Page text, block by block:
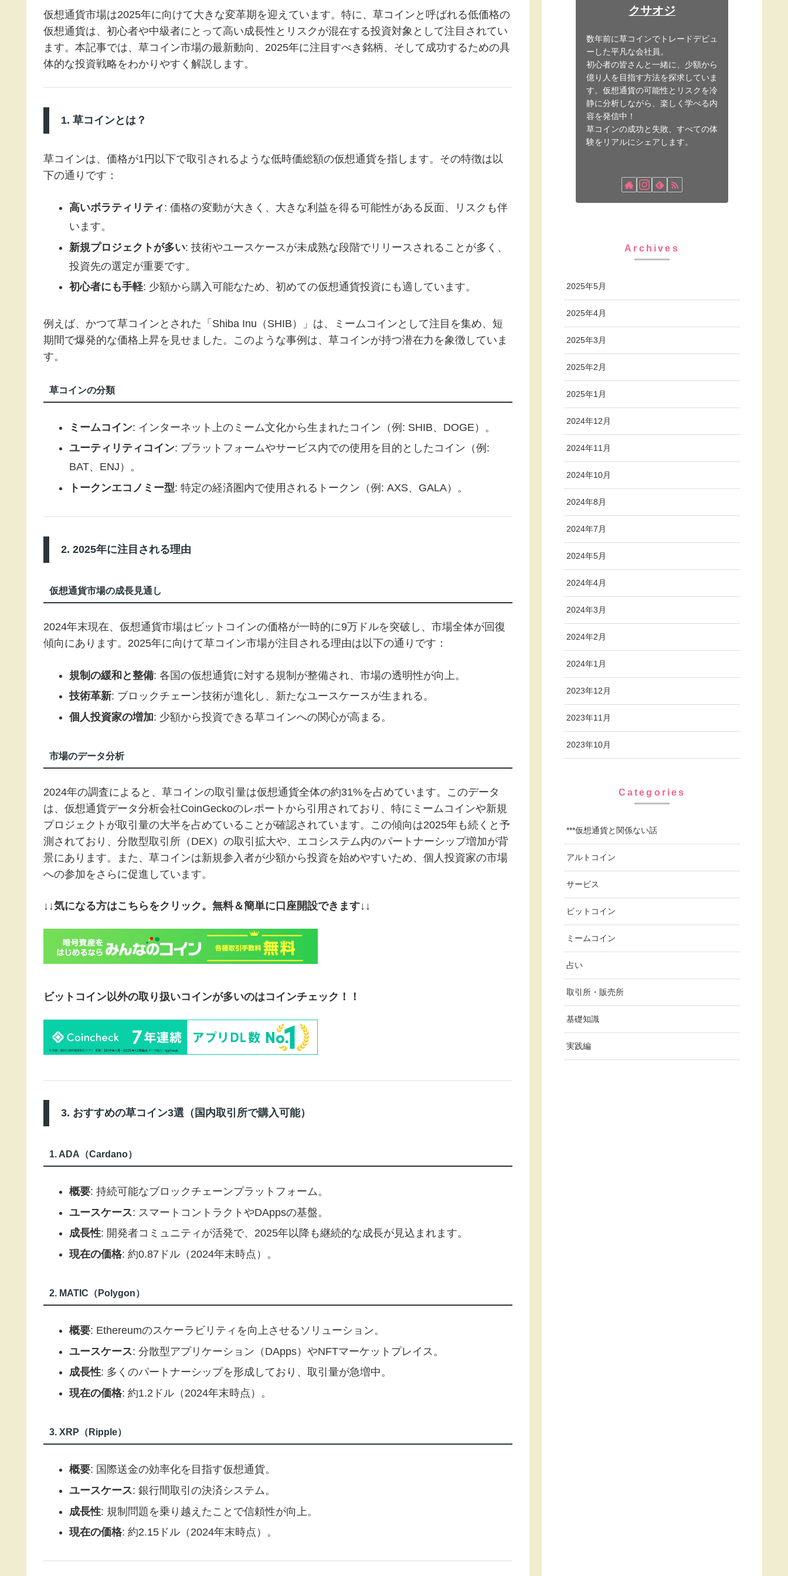
仮想通貨市場は2025年に向けて大きな変革期を迎えています。特に、草コインと呼ばれる低価格の
仮想通貨は、初心者や中級者にとって高い成長性とリスクが混在する投資対象として注目されてい
ます。本記事では、草コイン市場の最新動向、2025年に注目すべき銘柄、そして成功するための具
体的な投資戦略をわかりやすく解説します。
1. 草コインとは？
草コインは、価格が1円以下で取引されるような低時価総額の仮想通貨を指します。その特徴は以
下の通りです：
高いボラティリティ: 価格の変動が大きく、大きな利益を得る可能性がある反面、リスクも伴
います。
新規プロジェクトが多い: 技術やユースケースが未成熟な段階でリリースされることが多く、
投資先の選定が重要です。
初心者にも手軽: 少額から購入可能なため、初めての仮想通貨投資にも適しています。
例えば、かつて草コインとされた「Shiba Inu（SHIB）」は、ミームコインとして注目を集め、短
期間で爆発的な価格上昇を見せました。このような事例は、草コインが持つ潜在力を象徴していま
す。
草コインの分類
ミームコイン: インターネット上のミーム文化から生まれたコイン（例: SHIB、DOGE）。
ユーティリティコイン: プラットフォームやサービス内での使用を目的としたコイン（例:
BAT、ENJ）。
トークンエコノミー型: 特定の経済圏内で使用されるトークン（例: AXS、GALA）。
2. 2025年に注目される理由
仮想通貨市場の成長見通し
2024年末現在、仮想通貨市場はビットコインの価格が一時的に9万ドルを突破し、市場全体が回復
傾向にあります。2025年に向けて草コイン市場が注目される理由は以下の通りです：
規制の緩和と整備: 各国の仮想通貨に対する規制が整備され、市場の透明性が向上。
技術革新: ブロックチェーン技術が進化し、新たなユースケースが生まれる。
個人投資家の増加: 少額から投資できる草コインへの関心が高まる。
市場のデータ分析
2024年の調査によると、草コインの取引量は仮想通貨全体の約31%を占めています。このデータ
は、仮想通貨データ分析会社CoinGeckoのレポートから引用されており、特にミームコインや新規
プロジェクトが取引量の大半を占めていることが確認されています。この傾向は2025年も続くと予
測されており、分散型取引所（DEX）の取引拡大や、エコシステム内のパートナーシップ増加が背
景にあります。また、草コインは新規参入者が少額から投資を始めやすいため、個人投資家の市場
への参加をさらに促進しています。
↓↓気になる方はこちらをクリック。無料＆簡単に口座開設できます↓↓
ビットコイン以外の取り扱いコインが多いのはコインチェック！！
3. おすすめの草コイン3選（国内取引所で購入可能）
1. ADA（Cardano）
概要: 持続可能なブロックチェーンプラットフォーム。
ユースケース: スマートコントラクトやDAppsの基盤。
成長性: 開発者コミュニティが活発で、2025年以降も継続的な成長が見込まれます。
現在の価格: 約0.87ドル（2024年末時点）。
2. MATIC（Polygon）
概要: Ethereumのスケーラビリティを向上させるソリューション。
ユースケース: 分散型アプリケーション（DApps）やNFTマーケットプレイス。
成長性: 多くのパートナーシップを形成しており、取引量が急増中。
現在の価格: 約1.2ドル（2024年末時点）。
3. XRP（Ripple）
概要: 国際送金の効率化を目指す仮想通貨。
ユースケース: 銀行間取引の決済システム。
成長性: 規制問題を乗り越えたことで信頼性が向上。
現在の価格: 約2.15ドル（2024年末時点）。
クサオジ
数年前に草コインでトレードデビュ
ーした平凡な会社員。
初心者の皆さんと一緒に、少額から
億り人を目指す方法を探求していま
す。仮想通貨の可能性とリスクを冷
静に分析しながら、楽しく学べる内
容を発信中！
草コインの成功と失敗、すべての体
験をリアルにシェアします。
Archives
2025年5月
2025年4月
2025年3月
2025年2月
2025年1月
2024年12月
2024年11月
2024年10月
2024年8月
2024年7月
2024年5月
2024年4月
2024年3月
2024年2月
2024年1月
2023年12月
2023年11月
2023年10月
Categories
***仮想通貨と関係ない話
アルトコイン
サービス
ビットコイン
ミームコイン
占い
取引所・販売所
基礎知識
実践編